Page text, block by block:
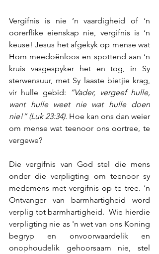
Vergifnis is nie ‘n vaardigheid of ‘n
oorerflike eienskap nie, vergifnis is ‘n
keuse! Jesus het afgekyk op mense wat
Hom meedoënloos en spottend aan ‘n
kruis vasgespyker het en tog, in Sy
sterwensuur, met Sy laaste bietjie krag,
vir hulle gebid:
“Vader, vergeef hulle,
want hulle weet nie wat hulle doen
nie!” (Luk 23:34). Hoe kan ons dan weier
om mense wat teenoor ons oortree, te
vergewe?
Die vergifnis van God stel die mens
onder die verpligting om teenoor sy
medemens met vergifnis op te tree. ‘n
Ontvanger van barmhartigheid word
verplig tot barmhartigheid.  Wie hierdie
verpligting nie as 'n wet van ons Koning
begryp en onvoorwaardelik en
onophoudelik gehoorsaam nie, stel